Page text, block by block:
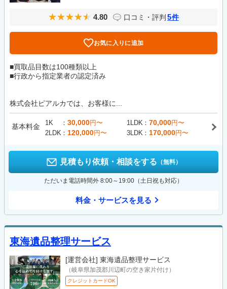
4.80 口コミ・評判 5件
お気に入りに追加
■買取品目数は100種類以上
■行政から指定業者の認定済み
株式会社ピアルカでは、お客様に...
基本料金 1K 30,000円〜 1LDK 70,000円〜
2LDK
120,000円〜 3LDK 170,000円〜
見積もり依頼・相談をする （無料）
ただいま電話時間外 8:00～19:00（土日祝も対応）
料金・サービスを見る
東海遺品整理サービス
[運営会社] 東海遺品整理サービス
（岐阜県加茂郡川辺町の空き家片付け）
クレジットカードOK